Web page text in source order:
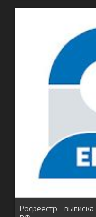
Росреестр - выписка